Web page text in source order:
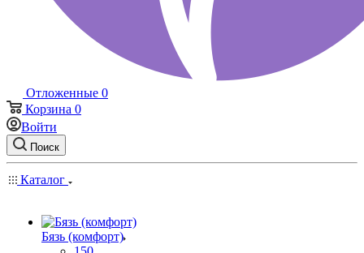
Отложенные 0
Корзина 0
Войти
Поиск
Каталог
Бязь (комфорт)